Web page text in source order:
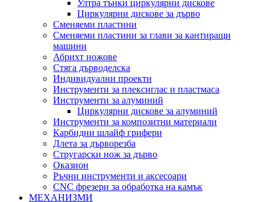
Ултра тънки циркулярни дискове
Циркулярни дискове за дърво
Сменяеми пластини
Сменяеми пластини за глави за кантиращи
машини
Абрихт ножове
Стяга дърводелска
Индивидуални проекти
Инструменти за плексиглас и пластмаса
Инструменти за алуминий
Циркулярни дискове за алуминий
Инструменти за композитни материали
Карбидни шлайф грифери
Длета за дърворезба
Стругарски нож за дърво
Оказион
Ръчни инструменти и аксесоари
CNC фрезери за обработка на камък
МЕХАНИЗМИ